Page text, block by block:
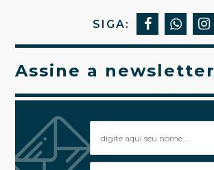
SIGA:
Assine a newsletter